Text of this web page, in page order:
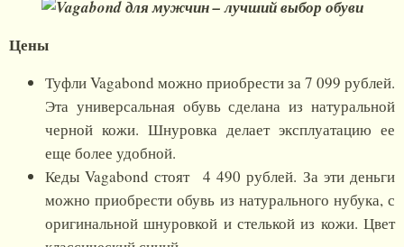
Цены
Туфли Vagabond можно приобрести за 7 099 рублей.
Эта универсальная обувь сделана из натуральной
черной кожи. Шнуровка делает эксплуатацию ее
еще более удобной.
Кеды Vagabond стоят 4 490 рублей. За эти деньги
можно приобрести обувь из натурального нубука, с
оригинальной шнуровкой и стелькой из кожи. Цвет